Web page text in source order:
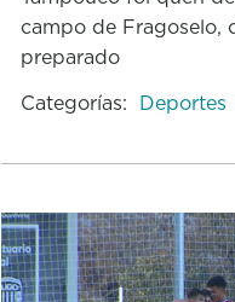
campo de Fragoselo,
preparado
Categorías: Deportes